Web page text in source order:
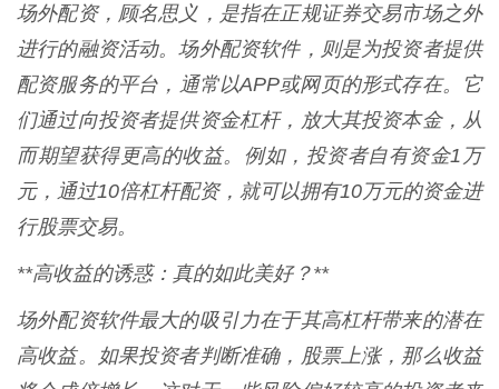
场外配资，顾名思义，是指在正规证券交易市场之外
进行的融资活动。场外配资软件，则是为投资者提供
配资服务的平台，通常以APP或网页的形式存在。它
们通过向投资者提供资金杠杆，放大其投资本金，从
而期望获得更高的收益。例如，投资者自有资金1万
元，通过10倍杠杆配资，就可以拥有10万元的资金进
行股票交易。
**高收益的诱惑：真的如此美好？**
场外配资软件最大的吸引力在于其高杠杆带来的潜在
高收益。如果投资者判断准确，股票上涨，那么收益